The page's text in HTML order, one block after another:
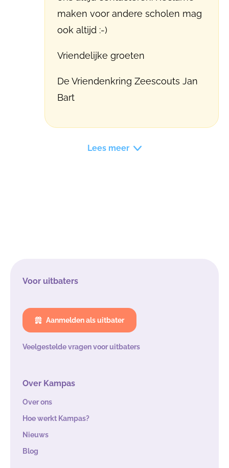
maken voor andere scholen mag
ook altijd :-)
Vriendelijke groeten
De Vriendenkring Zeescouts Jan
Bart
Lees meer
Voor uitbaters
Aanmelden als uitbater
Veelgestelde vragen voor uitbaters
Over Kampas
Over ons
Hoe werkt Kampas?
Nieuws
Blog